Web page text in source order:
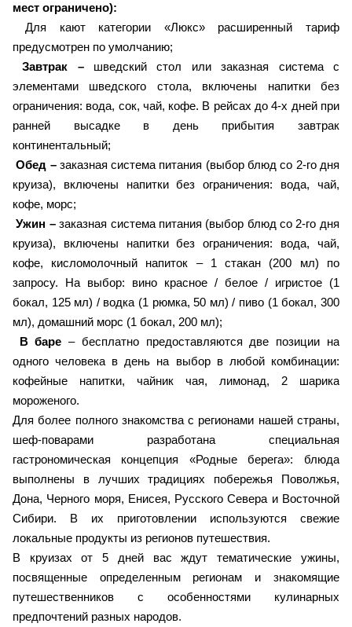
мест ограничено):
Для кают категории «Люкс» расширенный тариф
предусмотрен по умолчанию;
Завтрак –шведский стол или заказная система с
элементами шведского стола, включены напитки без
ограничения: вода, сок, чай, кофе. В рейсах до 4-х дней при
ранней высадке в день прибытия завтрак
континентальный;
Обед –заказная система питания (выбор блюд со 2-го дня
круиза), включены напитки без ограничения: вода, чай,
кофе, морс;
Ужин –заказная система питания (выбор блюд со 2-го дня
круиза), включены напитки без ограничения: вода, чай,
кофе, кисломолочный напиток – 1 стакан (200 мл) по
запросу. На выбор: вино красное / белое / игристое (1
бокал, 125 мл) / водка (1 рюмка, 50 мл) / пиво (1 бокал, 300
мл), домашний морс (1 бокал, 200 мл);
В баре – бесплатно предоставляются две позиции на
одного человека в день на выбор в любой комбинации:
кофейные напитки, чайник чая, лимонад, 2 шарика
мороженого.
Для более полного знакомства с регионами нашей страны,
шеф-поварами разработана специальная
гастрономическая концепция «Родные берега»: блюда
выполнены в лучших традициях побережья Поволжья,
Дона, Черного моря, Енисея, Русского Севера и Восточной
Сибири. В их приготовлении используются свежие
локальные продукты из регионов путешествия.
В круизах от 5 дней вас ждут тематические ужины,
посвященные определенным регионам и знакомящие
путешественников с особенностями кулинарных
предпочтений разных народов.